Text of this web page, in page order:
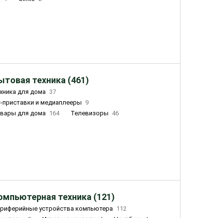
техника (461)
для дома 37
приставки и медиаплееры
9
для дома 164 Телевизоры 46
техника (121)
устройства компьютера 112